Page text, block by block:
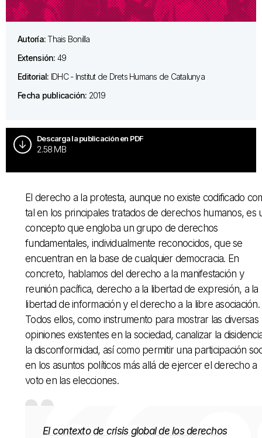
Autoría:Thais Bonilla
Extensión: 49
Editorial: IDHC - Institut de Drets Humans de Catalunya
Fecha publicación: 2019
Descarga la publicación en PDF
2.58 MB
El derecho a la protesta, aunque no existe codificado
tal en los principales tratados de derechos humanos, es
concepto que engloba un grupo de derechos
fundamentales, individualmente reconocidos, que se
encuentran en la base de cualquier democracia. En
concreto, hablamos del derecho a la manifestación y
reunión pacífica, derecho a la libertad de expresión, a la
libertad de información y el derecho a la libre asociación.
Todos ellos, como instrumento para mostrar las diversas
opiniones existentes en la sociedad, canalizar la
la disconformidad, así como permitir una participación
en los asuntos políticos más allá de ejercer el derecho a
voto en las elecciones.
El contexto de crisis global de los derechos